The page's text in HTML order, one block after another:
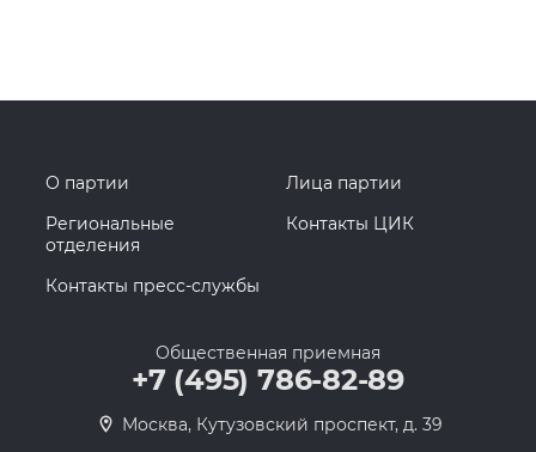
О партии
Лица партии
Региональные
отделения
Контакты ЦИК
Контакты пресс-службы
Общественная приемная
+7 (495) 786-82-89
Москва, Кутузовский проспект, д. 39